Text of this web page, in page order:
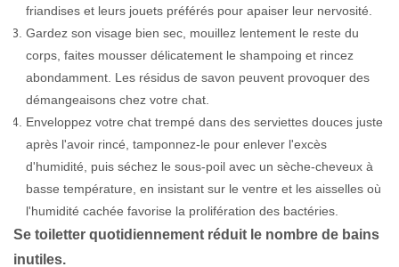
friandises et leurs jouets préférés pour apaiser leur nervosité.
Gardez son visage bien sec, mouillez lentement le reste du
corps, faites mousser délicatement le shampoing et rincez
abondamment. Les résidus de savon peuvent provoquer des
démangeaisons chez votre chat.
Enveloppez votre chat trempé dans des serviettes douces juste
après l'avoir rincé, tamponnez-le pour enlever l'excès
d'humidité, puis séchez le sous-poil avec un sèche-cheveux à
basse température, en insistant sur le ventre et les aisselles où
l'humidité cachée favorise la prolifération des bactéries.
Se toiletter quotidiennement réduit le nombre de bains
inutiles.